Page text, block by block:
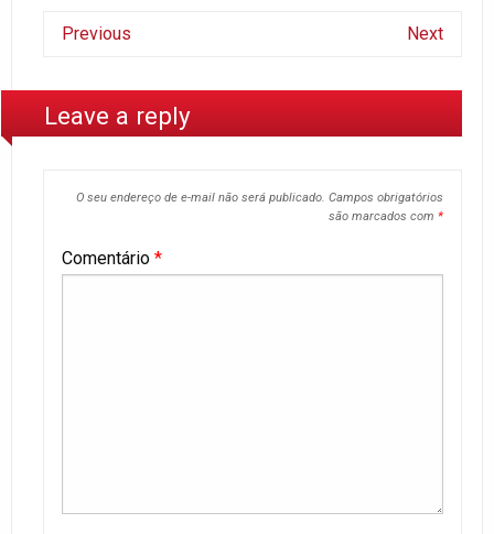
Previous Next
Leave a reply
O seu endereço de e-mail não será publicado. Campos obrigatórios
são marcados com *
Comentário *